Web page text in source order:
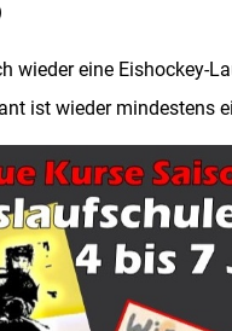
wieder eine Eishockey-
ist wieder mindestens